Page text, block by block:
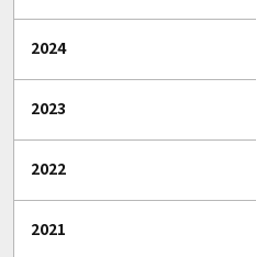
2024
2023
2022
2021